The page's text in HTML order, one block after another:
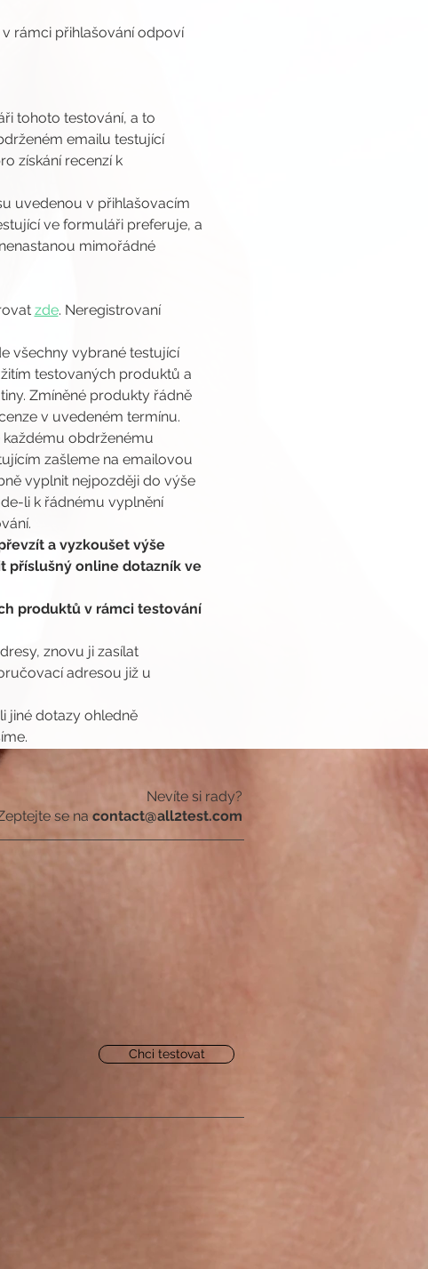
rámci přihlašování odpoví
tohoto testování, a to
emailu testující
získání recenzí k
uvedenou v přihlašovacím
ve formuláři preferuje, a
mimořádné
zde. Neregistrovaní
všechny vybrané testující
testovaných produktů a
Zmíněné produkty řádně
v uvedeném termínu.
každému obdrženému
zašleme na emailovou
vyplnit nejpozději do výše
li k řádnému vyplnění
a vyzkoušet výše
příslušný online dotazník ve
produktů v rámci testování
znovu ji zasílat
adresou již u
jiné dotazy ohledně
Nevíte si rady?
se na contact@all2test.com
Chci testovat